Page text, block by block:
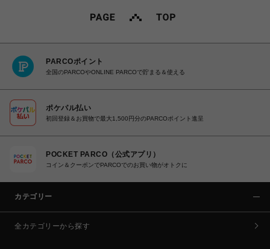
PARCOポイント
全国のPARCOやONLINE PARCOで貯まる＆使える
ポケパル払い
初回登録＆お買物で最大1,500円分のPARCOポイント進呈
POCKET PARCO（公式アプリ）
コイン＆クーポンでPARCOでのお買い物がオトクに
カテゴリー
全カテゴリーから探す